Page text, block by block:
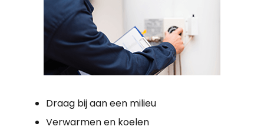
Draag bij aan een milieu
Verwarmen en koelen